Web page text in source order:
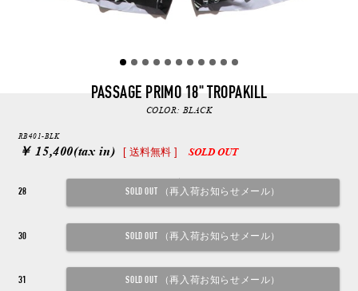
PASSAGE PRIMO 18" TROPAKILL
COLOR:BLACK
RB401-BLK
￥ 15,400(tax in) [ 送料無料 ] SOLD OUT
28
30
31